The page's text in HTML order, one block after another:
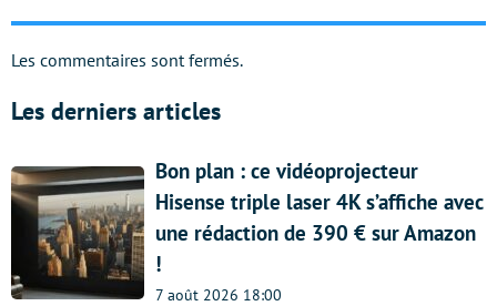
Les commentaires sont fermés.
Les derniers articles
Bon plan : ce vidéoprojecteur
Hisense triple laser 4K s’affiche avec
une rédaction de 390 € sur Amazon
!
7 août 2026 18:00